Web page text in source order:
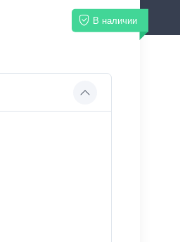
В наличии